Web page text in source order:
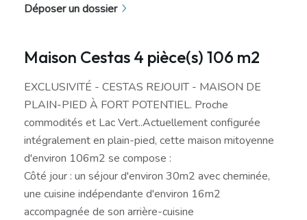
Déposer un dossier
Maison Cestas 4 pièce(s) 106 m2
EXCLUSIVITÉ - CESTAS REJOUIT - MAISON DE
PLAIN-PIED À FORT POTENTIEL. Proche
commodités et Lac Vert..Actuellement configurée
intégralement en plain-pied, cette maison mitoyenne
d'environ 106m2 se compose :
Côté jour : un séjour d'environ 30m2 avec cheminée,
une cuisine indépendante d'environ 16m2
accompagnée de son arrière-cuisine